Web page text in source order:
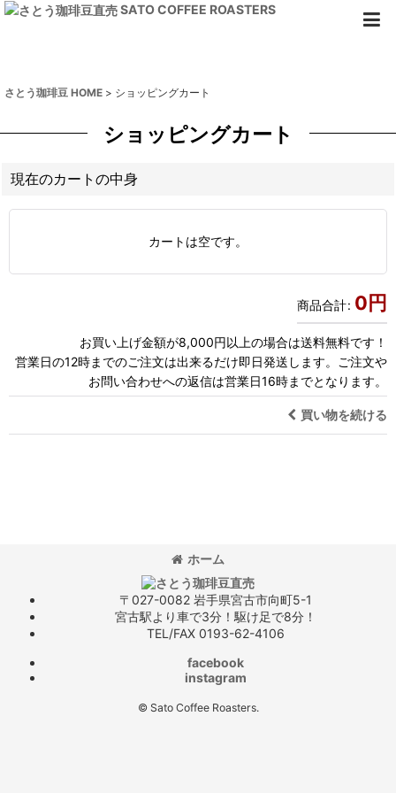
SATO COFFEE ROASTERS
さとう珈琲豆 HOME > ショッピングカート
ショッピングカート
現在のカートの中身
カートは空です。
商品合計: 0円
お買い上げ金額が8,000円以上の場合は送料無料です！
営業日の12時までのご注文は出来るだけ即日発送します。ご注文や
お問い合わせへの返信は営業日16時までとなります。
買い物を続ける
ホーム
〒027-0082 岩手県宮古市向町5-1
宮古駅より車で3分！駆け足で8分！
TEL/FAX 0193-62-4106
facebook
instagram
© Sato Coffee Roasters.